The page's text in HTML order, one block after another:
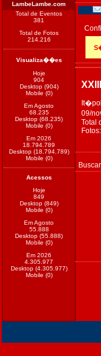
LambeLambe.com
Total de Eventos
381
Total de Fotos
214.216
Visualiza��es
Hoje
904
Desktop (904)
Mobile (0)
Em Agosto
68.235
Desktop (68.235)
Mobile (0)
Em 2026
18.794.789
Desktop (18.794.789)
Mobile (0)
Acessos
Hoje
849
Desktop (849)
Mobile (0)
Em Agosto
55.888
Desktop (55.888)
Mobile (0)
Em 2026
4.305.977
Desktop (4.305.977)
Mobile (0)
09/
Total
Fotos: